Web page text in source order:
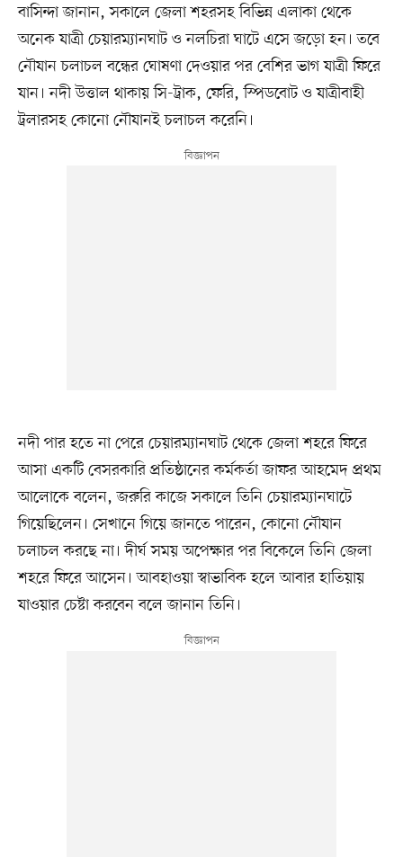
বাসিন্দা জানান, সকালে জেলা শহরসহ বিভিন্ন এলাকা থেকে
অনেক যাত্রী চেয়ারম্যানঘাট ও নলচিরা ঘাটে এসে জড়ো হন। তবে
নৌযান চলাচল বন্ধের ঘোষণা দেওয়ার পর বেশির ভাগ যাত্রী ফিরে
যান। নদী উত্তাল থাকায় সি-ট্রাক, ফেরি, স্পিডবোট ও যাত্রীবাহী
ট্রলারসহ কোনো নৌযানই চলাচল করেনি।
নদী পার হতে না পেরে চেয়ারম্যানঘাট থেকে জেলা শহরে ফিরে
আসা একটি বেসরকারি প্রতিষ্ঠানের কর্মকর্তা জাফর আহমেদ প্রথম
আলোকে বলেন, জরুরি কাজে সকালে তিনি চেয়ারম্যানঘাটে
গিয়েছিলেন। সেখানে গিয়ে জানতে পারেন, কোনো নৌযান
চলাচল করছে না। দীর্ঘ সময় অপেক্ষার পর বিকেলে তিনি জেলা
শহরে ফিরে আসেন। আবহাওয়া স্বাভাবিক হলে আবার হাতিয়ায়
যাওয়ার চেষ্টা করবেন বলে জানান তিনি।